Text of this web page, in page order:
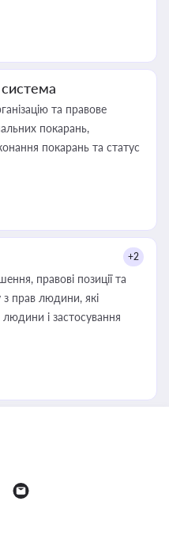
та правове
покарань,
покарань та статус
+2
правові позиції та
прав людини, які
і застосування